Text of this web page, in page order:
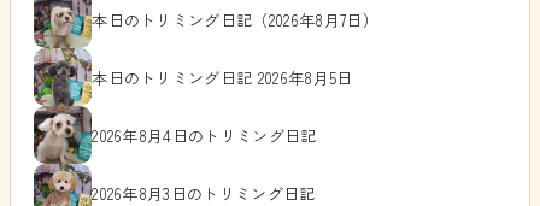
本日のトリミング日記（2026年8月7日）
本日のトリミング日記 2026年8月5日
2026年8月4日のトリミング日記
2026年8月3日のトリミング日記